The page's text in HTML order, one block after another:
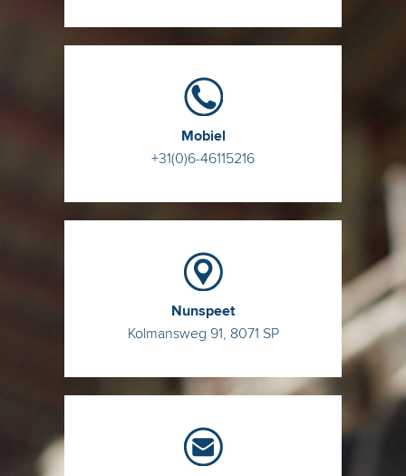
Mobiel
+31(0)6-46115216
Nunspeet
Kolmansweg 91, 8071 SP